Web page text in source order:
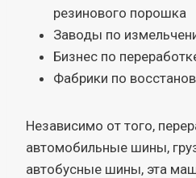
резинового порошка
Заводы по
Бизнес по
Фабрики по
Независимо от того,
автомобильные шины,
автобусные шины, эта